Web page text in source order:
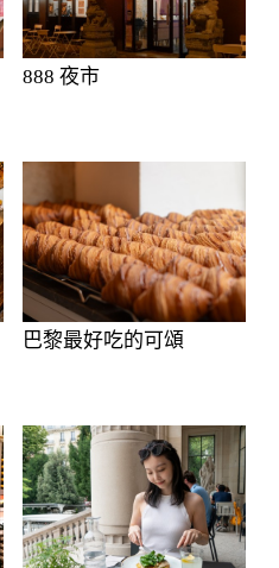
888 夜市
巴黎最好吃的可頌